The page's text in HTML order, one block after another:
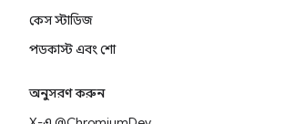
কেস স্টাডিজ
পডকাস্ট এবং শো
অনুসরণ করুন